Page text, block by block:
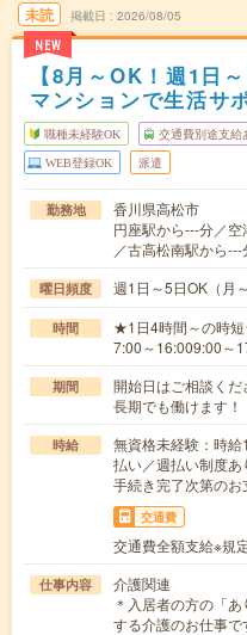
未読
NEW
掲載日 2026/08/05
【8月～OK！週1日
マンションで生活サ
職種未経験OK 交通費別途支給
WEB登録OK 派遣
勤務地
香川県高松市
円座駅から---分／
／古高松南駅から---
曜日頻度 週1日～5日OK（
時間
★1日4時間～の時短
7:00～16:009:00～
期間
開始日はご相談く
長期でも働けます！
時給
無資格未経験：時
払い／週払い制度
手続き完了次第のお
交通費
交通費全額支給※規
仕事内容
介護関連
＊入居者の方の「
する介護のお仕事